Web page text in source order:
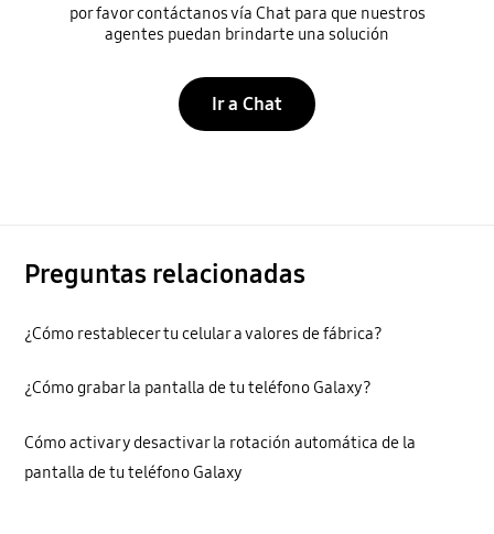
por favor contáctanos vía Chat para que nuestros
agentes puedan brindarte una solución
Ir a Chat
Preguntas relacionadas
¿Cómo restablecer tu celular a valores de fábrica?
¿Cómo grabar la pantalla de tu teléfono Galaxy?
Cómo activar y desactivar la rotación automática de la
pantalla de tu teléfono Galaxy